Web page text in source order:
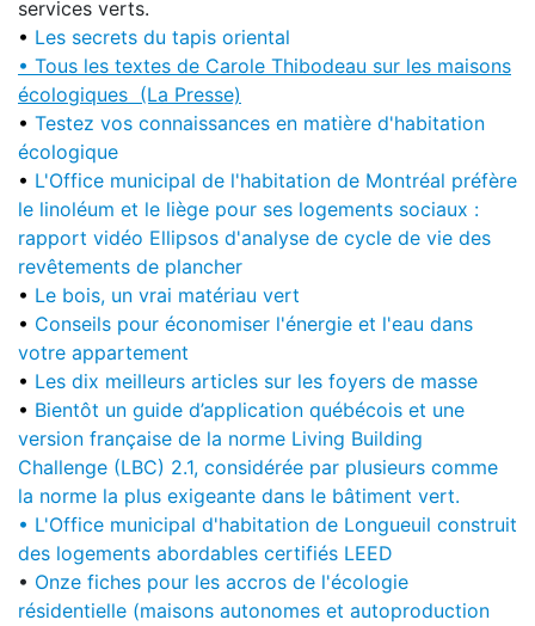
services verts.
• Les secrets du tapis oriental
• Tous les textes de Carole Thibodeau sur les maisons
écologiques (La Presse)
• Testez vos connaissances en matière d'habitation
écologique
• L'Office municipal de l'habitation de Montréal préfère
le linoléum et le liège pour ses logements sociaux :
rapport vidéo Ellipsos d'analyse de cycle de vie des
revêtements de plancher
• Le bois, un vrai matériau vert
• Conseils pour économiser l'énergie et l'eau dans
votre appartement
• Les dix meilleurs articles sur les foyers de masse
• Bientôt un guide d’application québécois et une
version française de la norme Living Building
Challenge (LBC) 2.1, considérée par plusieurs comme
la norme la plus exigeante dans le bâtiment vert.
• L'Office municipal d'habitation de Longueuil construit
des logements abordables certifiés LEED
• Onze fiches pour les accros de l'écologie
résidentielle (maisons autonomes et autoproduction